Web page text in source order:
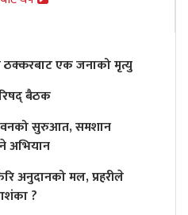
ठक्करबाट एक जनाको मृत्यु
बैठक
वनको सुरुआत, समशान
अभियान
अनुदानको मल, प्रहरीले
?